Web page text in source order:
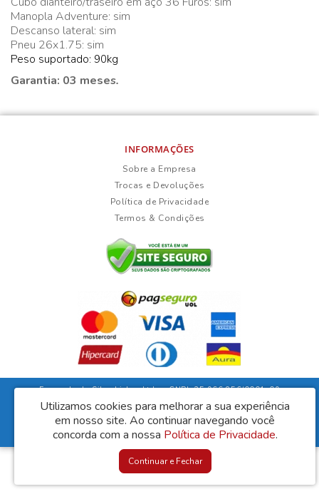
Manopla Adventure: sim
Descanso lateral: sim
Pneu 26x1.75: sim
Peso suportado: 90kg
Garantia: 03 meses.
INFORMAÇÕES
Sobre a Empresa
Trocas e Devoluções
Política de Privacidade
Termos & Condições
Fernanda da Silva Lisboa Ltda - CNPJ: 35.966.856/0001-09
Rua Duarte Guimarães, 135 - Ubaíra/Bahia - CEP: 45310-000
Lisboa Móveis © 2026
Desenvolvido por88digital
Utilizamos cookies para melhorar a sua experiência
em nosso site. Ao continuar navegando você
concorda com a nossa Política de Privacidade.
Continuar e Fechar